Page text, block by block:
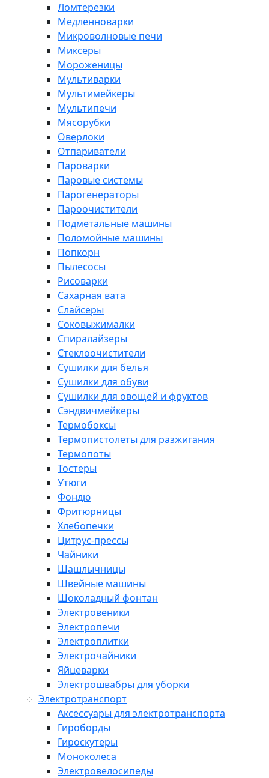
Ломтерезки
Медленноварки
Микроволновые печи
Миксеры
Мороженицы
Мультиварки
Мультимейкеры
Мультипечи
Мясорубки
Оверлоки
Отпариватели
Пароварки
Паровые системы
Парогенераторы
Пароочистители
Подметальные машины
Поломойные машины
Попкорн
Пылесосы
Рисоварки
Сахарная вата
Слайсеры
Соковыжималки
Спиралайзеры
Стеклоочистители
Сушилки для белья
Сушилки для обуви
Сушилки для овощей и фруктов
Сэндвичмейкеры
Термобоксы
Термопистолеты для разжигания
Термопоты
Тостеры
Утюги
Фондю
Фритюрницы
Хлебопечки
Цитрус-прессы
Чайники
Шашлычницы
Швейные машины
Шоколадный фонтан
Электровеники
Электропечи
Электроплитки
Электрочайники
Яйцеварки
Электрошвабры для уборки
Электротранспорт
Аксессуары для электротранспорта
Гироборды
Гироскутеры
Моноколеса
Электровелосипеды